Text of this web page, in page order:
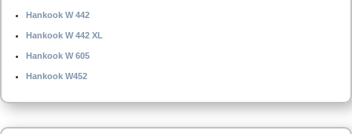
Hankook W 442
Hankook W 442 XL
Hankook W 605
Hankook W452